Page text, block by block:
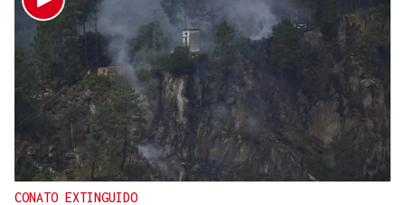
CONATO EXTINGUIDO